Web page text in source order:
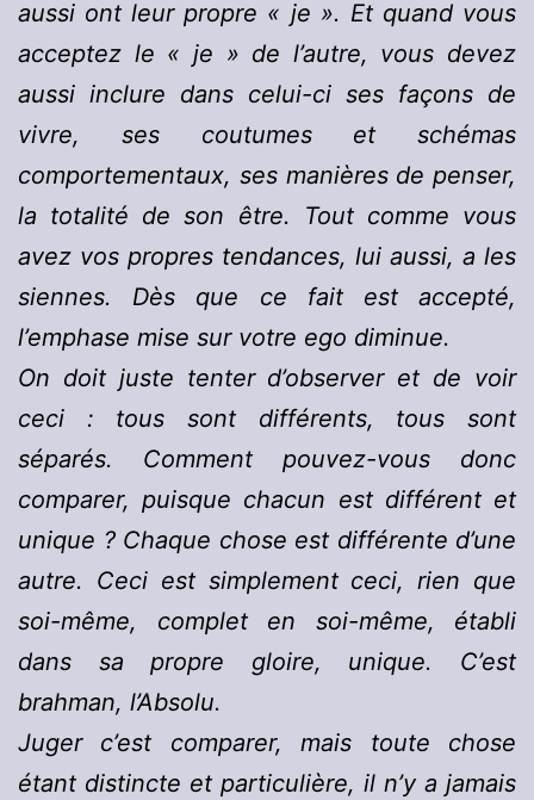
aussi ont leur propre « je ». Et quand vous
acceptez le « je » de l’autre, vous devez
aussi inclure dans celui-ci ses façons de
vivre, ses coutumes et schémas
comportementaux, ses manières de penser,
la totalité de son être. Tout comme vous
avez vos propres tendances, lui aussi, a les
siennes. Dès que ce fait est accepté,
l’emphase mise sur votre ego diminue.
On doit juste tenter d’observer et de voir
ceci : tous sont différents, tous sont
séparés. Comment pouvez-vous donc
comparer, puisque chacun est différent et
unique ? Chaque chose est différente d’une
autre. Ceci est simplement ceci, rien que
soi-même, complet en soi-même, établi
dans sa propre gloire, unique. C’est
brahman, l’Absolu.
Juger c’est comparer, mais toute chose
étant distincte et particulière, il n’y a jamais